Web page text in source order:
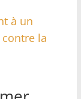
à un
la